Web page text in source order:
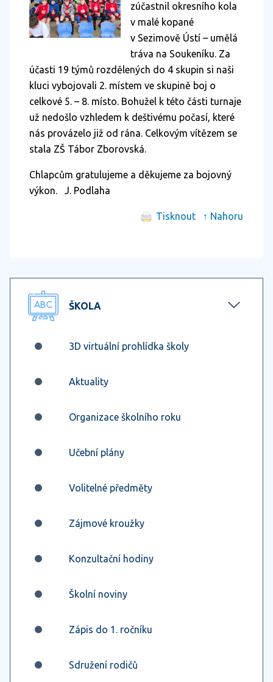
zúčastnil okresního kola
v malé kopané
v Sezimově Ústí – umělá
tráva na Soukeníku. Za
účasti 19 týmů rozdělených do 4 skupin si naši
kluci vybojovali 2. místem ve skupině boj o
celkové 5. – 8. místo. Bohužel k této části turnaje
už nedošlo vzhledem k deštivému počasí, které
nás provázelo již od rána. Celkovým vítězem se
stala ZŠ Tábor Zborovská.
Chlapcům gratulujeme a děkujeme za bojovný
výkon. J. Podlaha
Tisknout ↑ Nahoru
ŠKOLA
3D virtuální prohlídka školy
Aktuality
Organizace školního roku
Učební plány
Volitelné předměty
Zájmové kroužky
Konzultační hodiny
Školní noviny
Zápis do 1. ročníku
Sdružení rodičů